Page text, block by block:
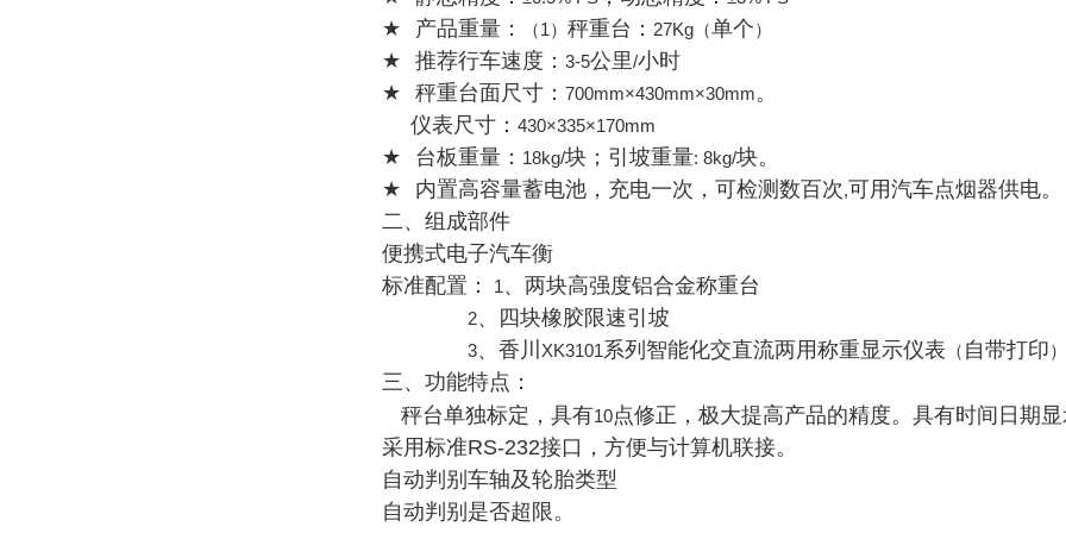
★ 产品重量： （1） 秤重台： 27Kg（单个）
★ 推荐行车速度： 3-5公里/小时
★
秤重台面尺寸： 700mm×430mm×30mm。
仪表尺寸： 430×335×170mm
★ 台板重量： 18kg/块；引坡重量: 8kg/块。
★
内置高容量蓄电池，充电一次，可检测数百次,可用汽车点烟器供电。
二、组成部件
便携式电子汽车衡
标准配置：
1、两块高强度铝合金称重台
2、四块橡胶限速引坡
3、香川 XK3101系列智能化交直流两用称重显示仪表 （ 自带打印）
三、功能特点：
秤台单独标定，具有10点修正，极大提高产品的精度。具有时间日期
采用标准RS-232接口，方便与计算机联接。
自动判别车轴及轮胎类型
自动判别是否超限。